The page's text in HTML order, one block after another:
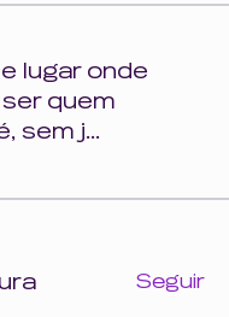
lugar onde
quem
sem j...
Seguir